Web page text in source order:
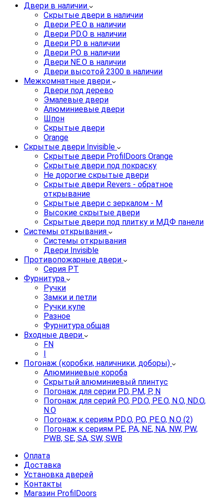
Двери в наличии
Скрытые двери в наличии
Двери PE.O в наличии
Двери PD.O в наличии
Двери PD в наличии
Двери P.O в наличии
Двери NE.O в наличии
Двери высотой 2300 в наличии
Межкомнатные двери
Двери под дерево
Эмалевые двери
Алюминиевые двери
Шпон
Скрытые двери
Orange
Скрытые двери Invisible
Скрытые двери ProfilDoors Orange
Скрытые двери под покраску
Не дорогие скрытые двери
Скрытые двери Revers - обратное
открывание
Скрытые двери с зеркалом - M
Высокие скрытые двери
Скрытые двери под плитку и МДФ панели
Системы открывания
Системы открывания
Двери Invisible
Противопожарные двери
Серия PT
Фурнитура
Ручки
Замки и петли
Ручки купе
Разное
Фурнитура общая
Входные двери
FN
I
Погонаж (коробки, наличники, доборы)
Алюминиевые короба
Скрытый алюминиевый плинтус
Погонаж для серии PD, PM, P, N
Погонаж для серий P.O, PD.O, PE.O, N.O, ND.O,
N.O
Погонаж к сериям PD.O, P.O, PE.O, N.O (2)
Погонаж к сериям PE, PA, NE, NA, NW, PW,
PWB, SE, SA, SW, SWB
Оплата
Доставка
Установка дверей
Контакты
Магазин ProfilDoors